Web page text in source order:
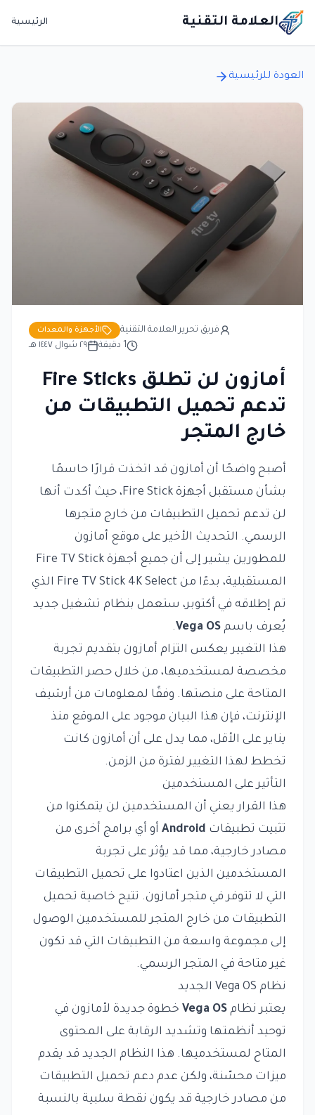
العلامة التقنية الرئيسية
العودة للرئيسية
الأجهزة والمعدات
فريق تحرير العلامة التقنية
٢٩ شوال ١٤٤٧ هـ
1 دقيقة
أمازون لن تطلق Fire Sticks
تدعم تحميل التطبيقات من
خارج المتجر
أصبح واضحًا أن أمازون قد اتخذت قرارًا حاسمًا
بشأن مستقبل أجهزة Fire Stick، حيث أكدت أنها
لن تدعم تحميل التطبيقات من خارج متجرها
الرسمي. التحديث الأخير على موقع أمازون
للمطورين يشير إلى أن جميع أجهزة Fire TV Stick
المستقبلية، بدءًا من Fire TV Stick 4K Select الذي
تم إطلاقه في أكتوبر، ستعمل بنظام تشغيل جديد
يُعرف باسم Vega OS
.
هذا التغيير يعكس التزام أمازون بتقديم تجربة
مخصصة لمستخدميها، من خلال حصر التطبيقات
المتاحة على منصتها. وفقًا لمعلومات من أرشيف
الإنترنت، فإن هذا البيان موجود على الموقع منذ
يناير على الأقل، مما يدل على أن أمازون كانت
تخطط لهذا التغيير لفترة من الزمن.
التأثير على المستخدمين
هذا القرار يعني أن المستخدمين لن يتمكنوا من
تثبيت تطبيقات Android أو أي برامج أخرى من
مصادر خارجية، مما قد يؤثر على تجربة
المستخدمين الذين اعتادوا على تحميل التطبيقات
التي لا تتوفر في متجر أمازون. تتيح خاصية تحميل
التطبيقات من خارج المتجر للمستخدمين الوصول
إلى مجموعة واسعة من التطبيقات التي قد تكون
غير متاحة في المتجر الرسمي.
نظام Vega OS الجديد
يعتبر نظام Vega OS خطوة جديدة لأمازون في
توحيد أنظمتها وتشديد الرقابة على المحتوى
المتاح لمستخدميها. هذا النظام الجديد قد يقدم
ميزات محسّنة، ولكن عدم دعم تحميل التطبيقات
من مصادر خارجية قد يكون نقطة سلبية بالنسبة